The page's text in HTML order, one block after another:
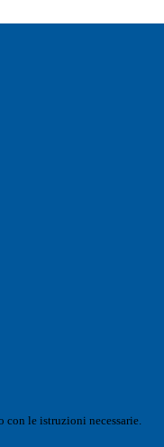
le istruzioni necessarie.